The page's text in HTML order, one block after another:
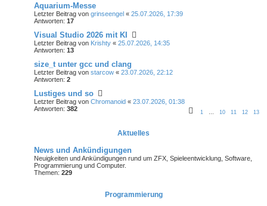
Aquarium-Messe
Letzter Beitrag von grinseengel « 25.07.2026, 17:39
Antworten: 17
Visual Studio 2026 mit KI
Letzter Beitrag von Krishty « 25.07.2026, 14:35
Antworten: 13
size_t unter gcc und clang
Letzter Beitrag von starcow « 23.07.2026, 22:12
Antworten: 2
Lustiges und so
Letzter Beitrag von Chromanoid « 23.07.2026, 01:38
Antworten: 382
1 10 11 12 13
Aktuelles
News und Ankündigungen
Neuigkeiten und Ankündigungen rund um ZFX, Spieleentwicklung, Software,
Programmierung und Computer.
Themen: 229
Programmierung